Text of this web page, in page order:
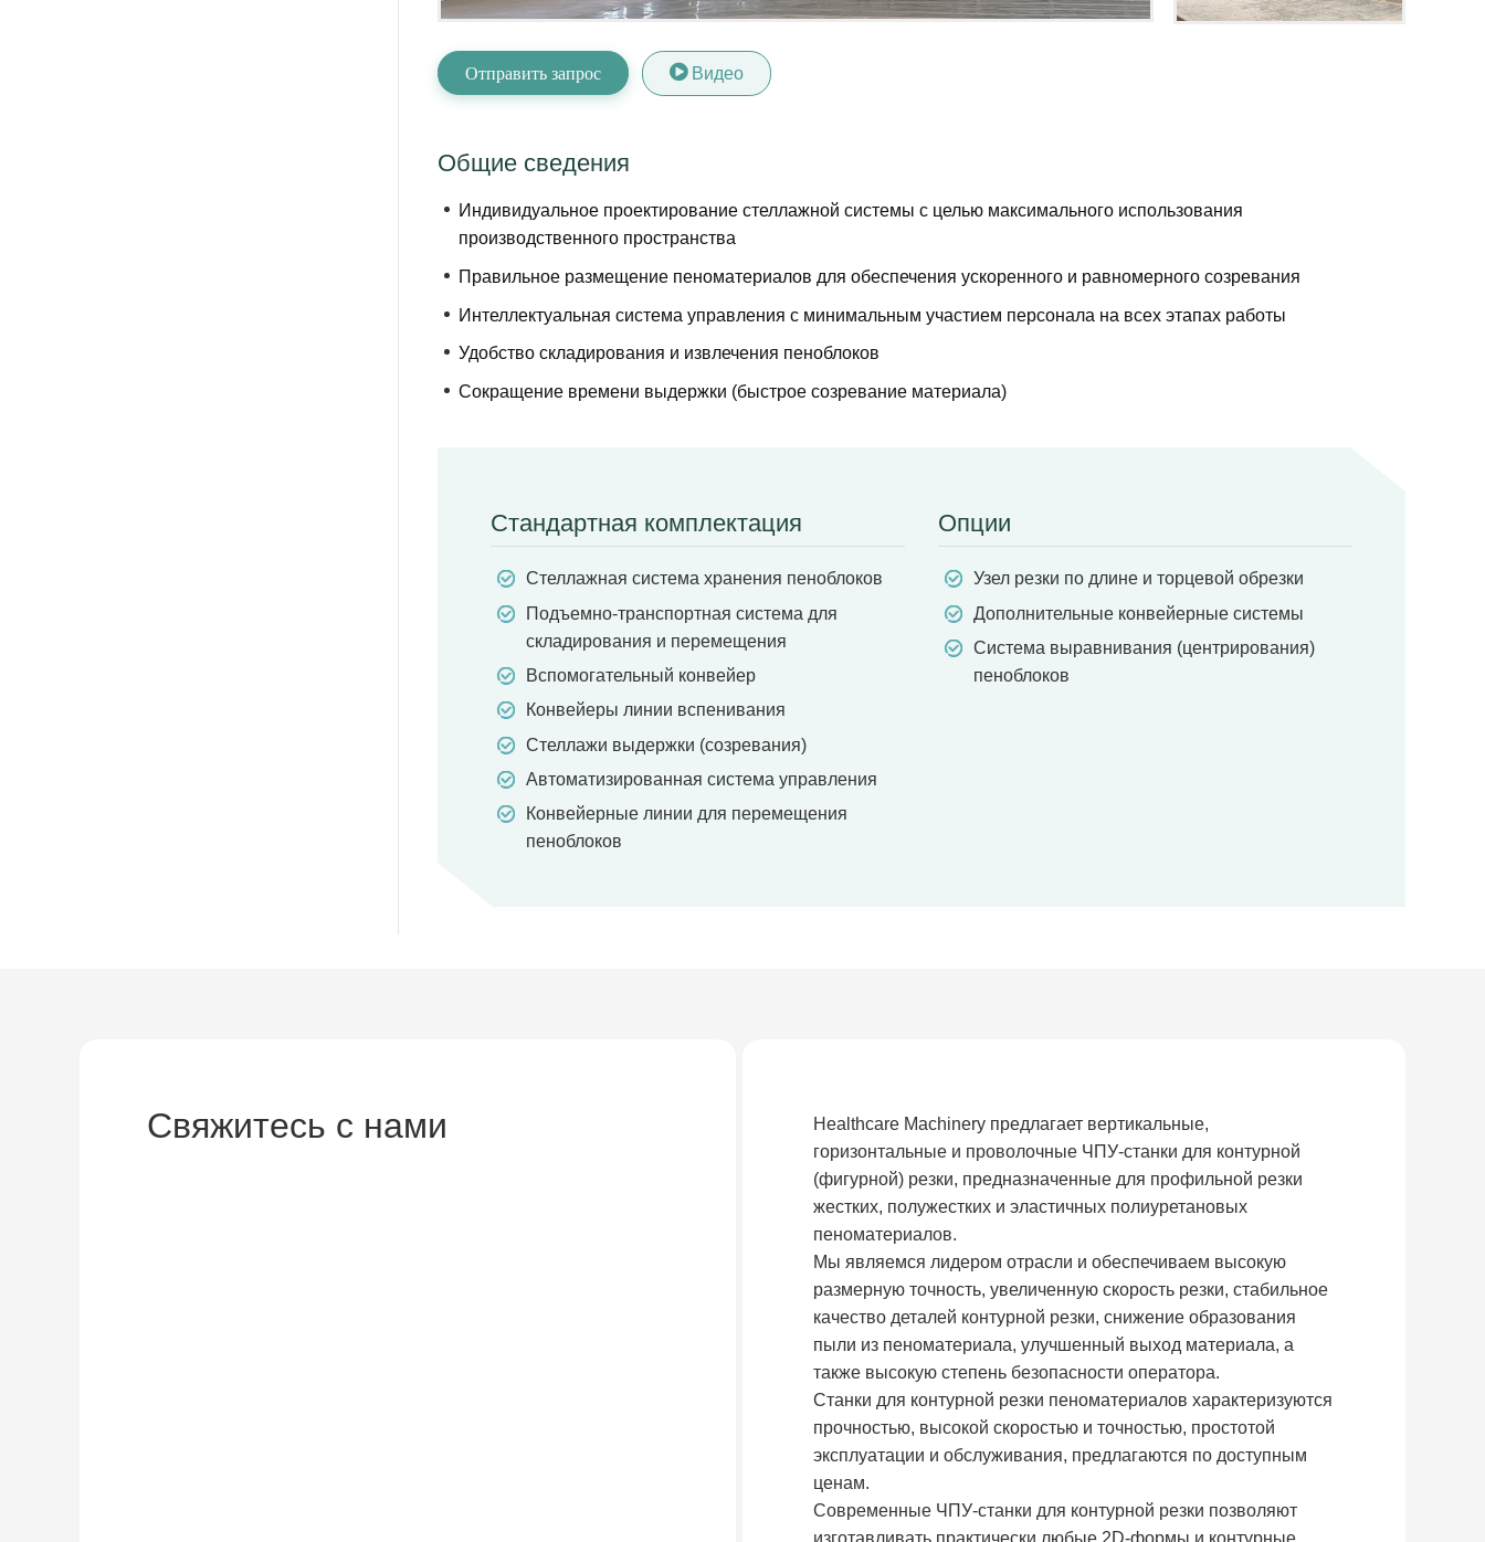
Отправить запрос Видео
Общие сведения
Индивидуальное проектирование стеллажной системы с целью максимального использования
производственного пространства
Правильное размещение пеноматериалов для обеспечения ускоренного и равномерного созревания
Интеллектуальная система управления с минимальным участием персонала на всех этапах работы
Удобство складирования и извлечения пеноблоков
Сокращение времени выдержки (быстрое созревание материала)
Стандартная комплектация
Стеллажная система хранения пеноблоков
Подъемно-транспортная система для
складирования и перемещения
Вспомогательный конвейер
Конвейеры линии вспенивания
Стеллажи выдержки (созревания)
Автоматизированная система управления
Конвейерные линии для перемещения
пеноблоков
Опции
Узел резки по длине и торцевой обрезки
Дополнительные конвейерные системы
Система выравнивания (центрирования)
пеноблоков
Свяжитесь с нами
Healthcare Machinery предлагает вертикальные,
горизонтальные и проволочные ЧПУ-станки для контурной
(фигурной) резки, предназначенные для профильной резки
жестких, полужестких и эластичных полиуретановых
пеноматериалов.
Мы являемся лидером отрасли и обеспечиваем высокую
размерную точность, увеличенную скорость резки, стабильное
качество деталей контурной резки, снижение образования
пыли из пеноматериала, улучшенный выход материала, а
также высокую степень безопасности оператора.
Станки для контурной резки пеноматериалов характеризуются
прочностью, высокой скоростью и точностью, простотой
эксплуатации и обслуживания, предлагаются по доступным
ценам.
Современные ЧПУ-станки для контурной резки позволяют
изготавливать практически любые 2D-формы и контурные